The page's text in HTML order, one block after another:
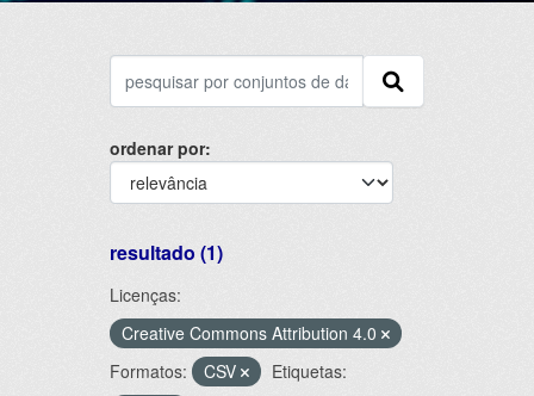
ordenar por
resultado (1)
Licenças:
Creative Commons Attribution 4.0
Formatos:
CSV
Etiquetas: